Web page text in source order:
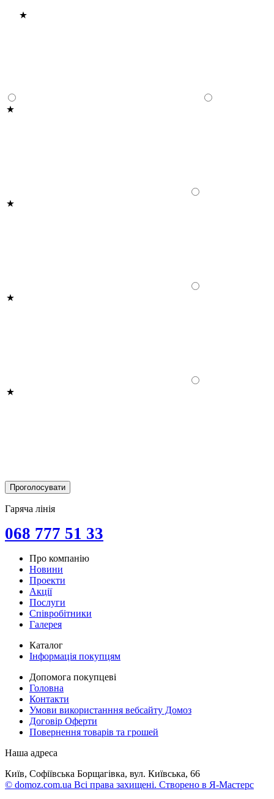
Гаряча лінія
068 777 51 33
Про компанію
Новини
Проекти
Акції
Послуги
Співробітники
Галерея
Каталог
Інформація покупцям
Допомога покупцеві
Головна
Контакти
Умови використанння вебсайту Домоз
Договір Оферти
Повернення товарів та грошей
Наша адреса
Київ, Софіївська Борщагівка, вул. Київська, 66
© domoz.com.ua Всі права захищені. Створено в Я-Мастерс